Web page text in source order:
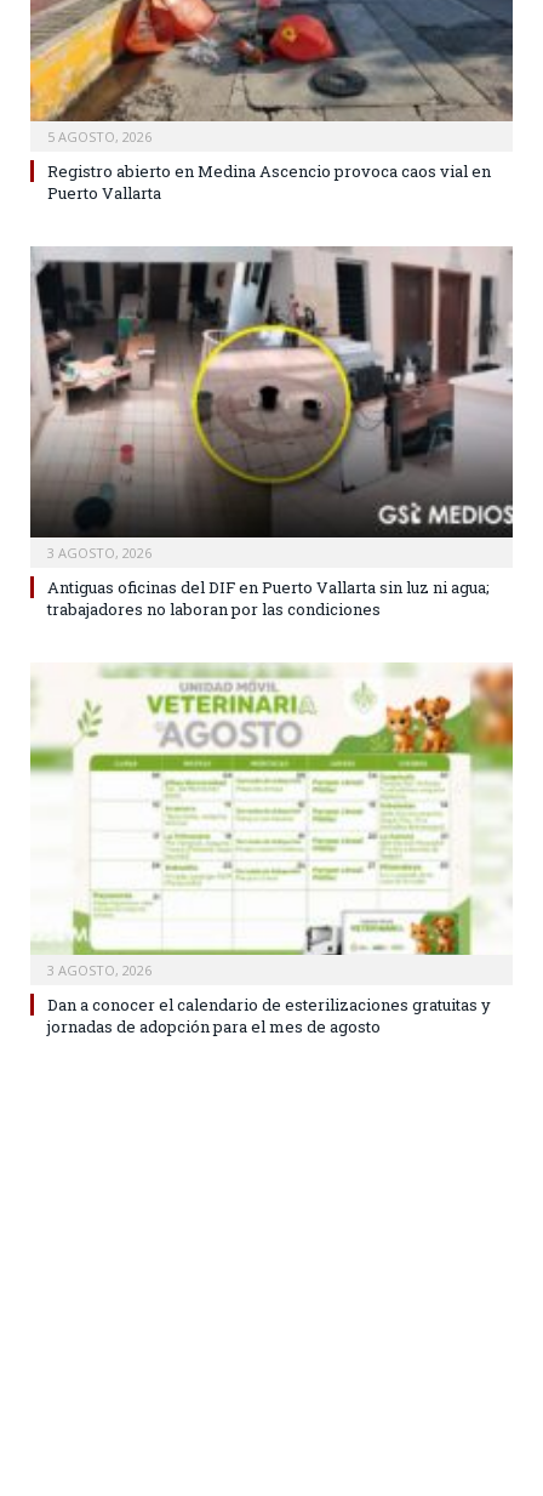
5 AGOSTO, 2026
Registro abierto en Medina Ascencio provoca caos vial en
Puerto Vallarta
3 AGOSTO, 2026
Antiguas oficinas del DIF en Puerto Vallarta sin luz ni agua;
trabajadores no laboran por las condiciones
3 AGOSTO, 2026
Dan a conocer el calendario de esterilizaciones gratuitas y
jornadas de adopción para el mes de agosto